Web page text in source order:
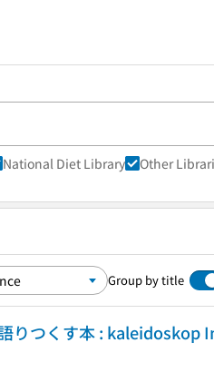
National Diet Library Other
Group by title
りつくす本 :